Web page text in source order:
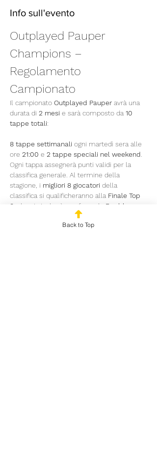
Info sull'evento
Outplayed Pauper
Champions –
Regolamento
Campionato
Il campionato Outplayed Pauper avrà una
durata di 2 mesi e sarà composto da 10
tappe totali:
8 tappe settimanali ogni martedì sera alle
ore 21:00 e 2 tappe speciali nel weekend
Ogni tappa assegnerà punti validi per la
classifica generale. Al termine della
stagione, i migliori 8 giocatori della
classifica si qualificheranno alla Finale Top
8 , che si giocherà con formula Double
Back to Top